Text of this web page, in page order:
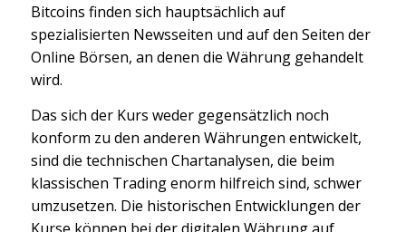
Bitcoins finden sich hauptsächlich auf
spezialisierten Newsseiten und auf den Seiten der
Online Börsen, an denen die Währung gehandelt
wird.
Das sich der Kurs weder gegensätzlich noch
konform zu den anderen Währungen entwickelt,
sind die technischen Chartanalysen, die beim
klassischen Trading enorm hilfreich sind, schwer
umzusetzen. Die historischen Entwicklungen der
Kurse können bei der digitalen Währung auf